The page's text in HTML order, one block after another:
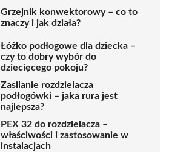
Grzejnik konwektorowy – co to
znaczy i jak działa?
Łóżko podłogowe dla dziecka –
czy to dobry wybór do
dziecięcego pokoju?
Zasilanie rozdzielacza
podłogówki – jaka rura jest
najlepsza?
PEX 32 do rozdzielacza –
właściwości i zastosowanie w
instalacjach